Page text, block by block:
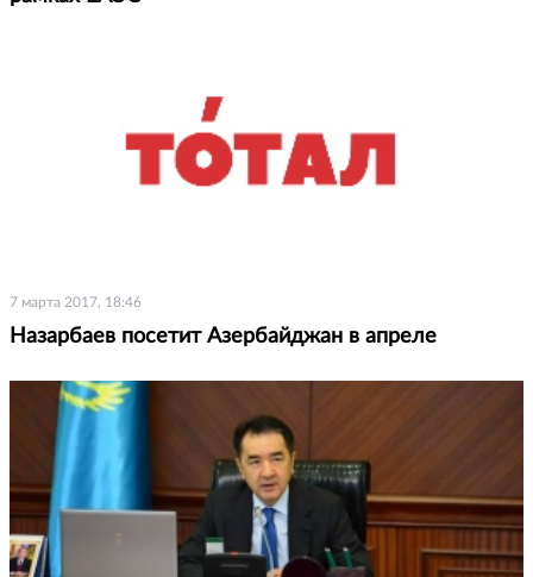
7 марта 2017, 18:46
Назарбаев посетит Азербайджан в апреле